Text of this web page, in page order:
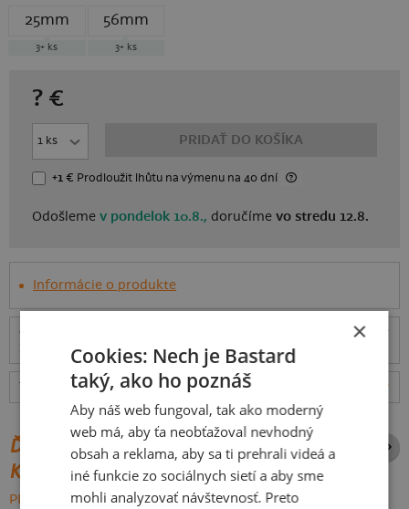
25mm
3+ ks
56mm
3+ ks
? €
PRIDAŤ DO KOŠÍKA
+1 € Prodloužit lhůtuna výmenu na 40 dní
Odošlemev pondelok 10.8., doručímevo stredu 12.8.
Informácie o produkte
ceny
Tabuľka veľkostí: Akú vybrať?
ĎALŠIE POTLAČE Z ROVNAKEJ
KATEGÓRIE
PREHĽADÁVAŤ VŠETKO:
×
Cookies: Nech je Bastard
taký, ako ho poznáš
Aby náš web fungoval, tak ako moderný
web má, aby ťa neobťažoval nevhodný
obsah a reklama, aby sa ti prehrali videá a
iné funkcie zo sociálnych sietí a aby sme
mohli analyzovať návštevnosť. Preto